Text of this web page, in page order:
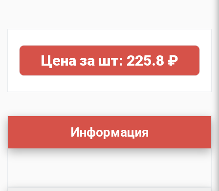
Цена за шт: 225.8 ₽
Информация